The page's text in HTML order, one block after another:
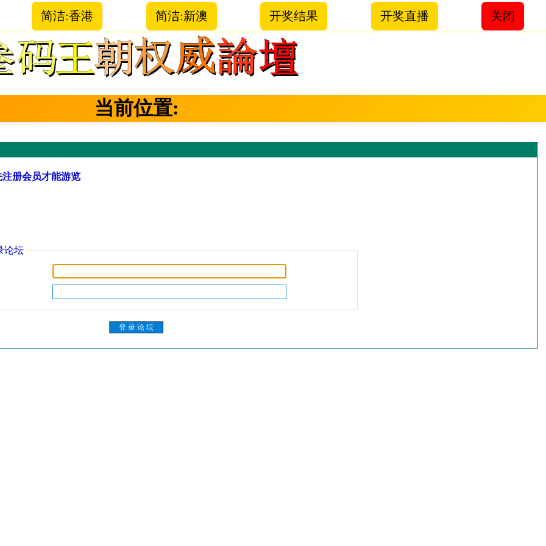
简洁:香港 简洁:新澳 开奖结果 开奖直播 关闭
当前位置:
册会员才能游览
论坛